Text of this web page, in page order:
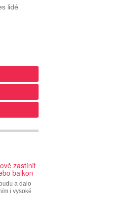
lidé
zastínit
balkon
a dalo
i vysoké